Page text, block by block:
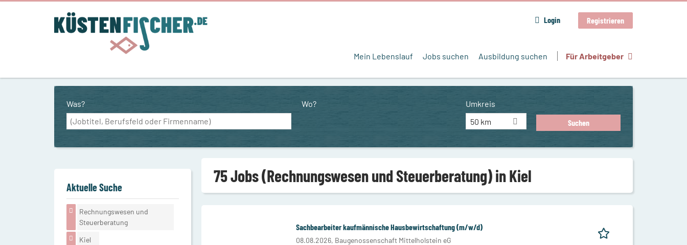
Login Registrieren
Mein Lebenslauf Jobs suchen Ausbildung suchen Für Arbeitgeber
Was? Wo?
Umkreis
50 km
75 Jobs (Rechnungswesen und Steuerberatung) in Kiel
Sachbearbeiter kaufmännische Hausbewirtschaftung (m/w/d)
08.08.2026, Baugenossenschaft Mittelholstein eG
Aktuelle Suche
Rechnungswesen und
Steuerberatung
Kiel